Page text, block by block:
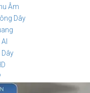
Âm
Dây
Dây